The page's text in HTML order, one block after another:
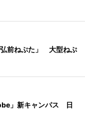
前ねぷた」 大型ねぷ
」新キャンパス 日